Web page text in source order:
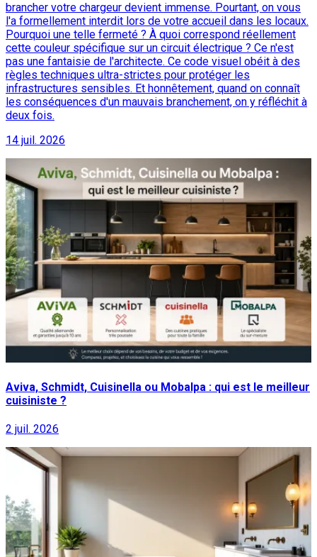
brancher votre chargeur devient immense. Pourtant, on vous
l'a formellement interdit lors de votre accueil dans les locaux.
Pourquoi une telle fermeté ? À quoi correspond réellement
cette couleur spécifique sur un circuit électrique ? Ce n'est
pas une fantaisie de l'architecte. Ce code visuel obéit à des
règles techniques ultra-strictes pour protéger les
infrastructures sensibles. Et honnêtement, quand on connaît
les conséquences d'un mauvais branchement, on y réfléchit à
deux fois.
14 juil. 2026
Aviva, Schmidt, Cuisinella ou Mobalpa : qui est le meilleur
cuisiniste ?
2 juil. 2026